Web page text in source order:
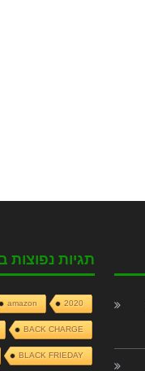
תגיות נפוצות
2020
amazon
BACK CHARGE
BLACK FRIEDAY